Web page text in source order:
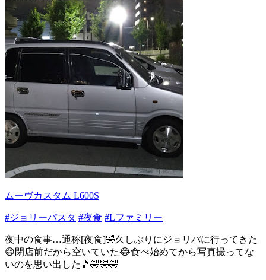
ムーヴカスタム L600S
#ジョリーパスタ #夜食 #Lファミリー
夜中の食事…通称[夜食]🤣久しぶりにジョリパに行ってきた
😄閉店前だから空いていた😂食べ始めてから写真撮ってな
いのを思い出した🎵🤣🤣🤣